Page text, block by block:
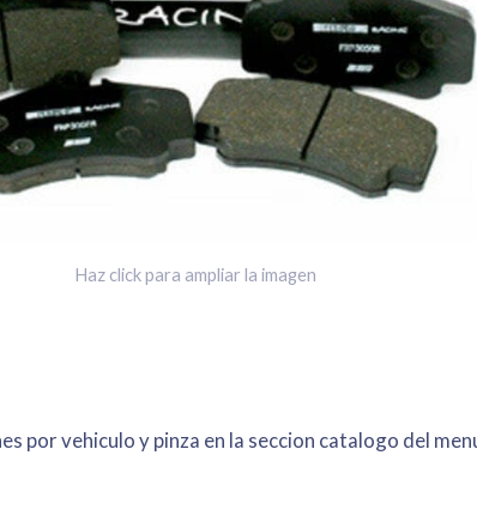
Haz click para ampliar la imagen
por vehiculo y pinza en la seccion catalogo del